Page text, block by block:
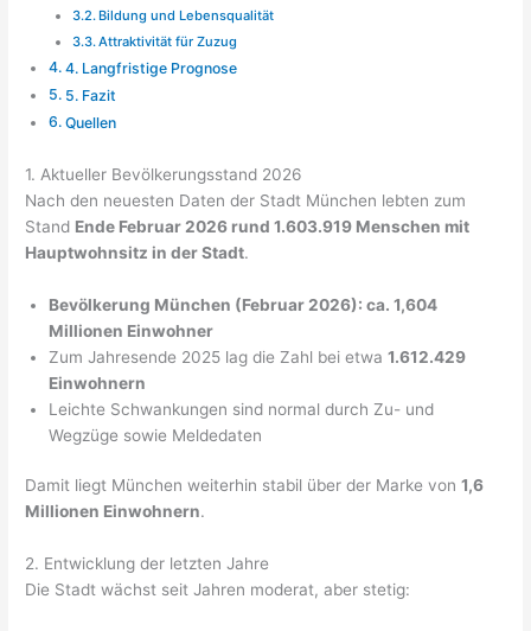
Bildung und Lebensqualität
Attraktivität für Zuzug
4. Langfristige Prognose
5. Fazit
Quellen
1. Aktueller Bevölkerungsstand 2026
Nach den neuesten Daten der Stadt München lebten zum
Stand Ende Februar 2026 rund 1.603.919 Menschen mit
Hauptwohnsitz in der Stadt.
Bevölkerung München (Februar 2026): ca. 1,604
Millionen Einwohner
Zum Jahresende 2025 lag die Zahl bei etwa1.612.429
Einwohnern
Leichte Schwankungen sind normal durch Zu- und
Wegzüge sowie Meldedaten
Damit liegt München weiterhin stabil über der Marke von1,6
Millionen Einwohnern.
2. Entwicklung der letzten Jahre
Die Stadt wächst seit Jahren moderat, aber stetig: